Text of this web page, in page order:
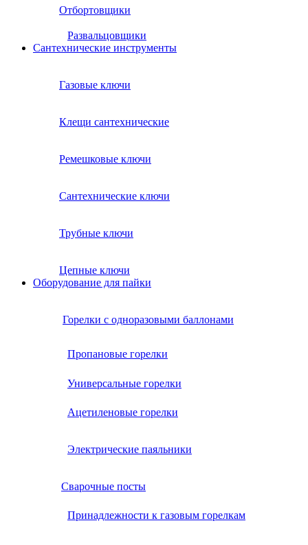
Отбортовщики
Развальцовщики
Сантехнические инcтрументы
Газовые ключи
Клещи сантехнические
Ремешковые ключи
Сантехнические ключи
Трубные ключи
Цепные ключи
Оборудование для пайки
Горелки с одноразовыми баллонами
Пропановые горелки
Универсальные горелки
Ацетиленовые горелки
Электрические паяльники
Сварочные посты
Принадлежности к газовым горелкам